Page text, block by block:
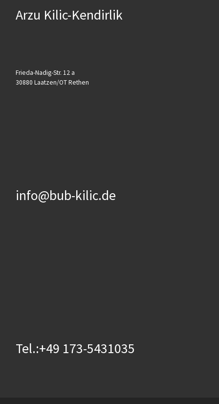
Arzu Kilic-Kendirlik
Frieda-Nadig-Str. 12 a
30880 Laatzen/OT Rethen
info@bub-kilic.de
Tel.:+49 173-5431035